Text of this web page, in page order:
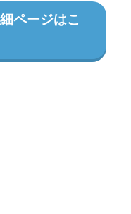
ページはこ